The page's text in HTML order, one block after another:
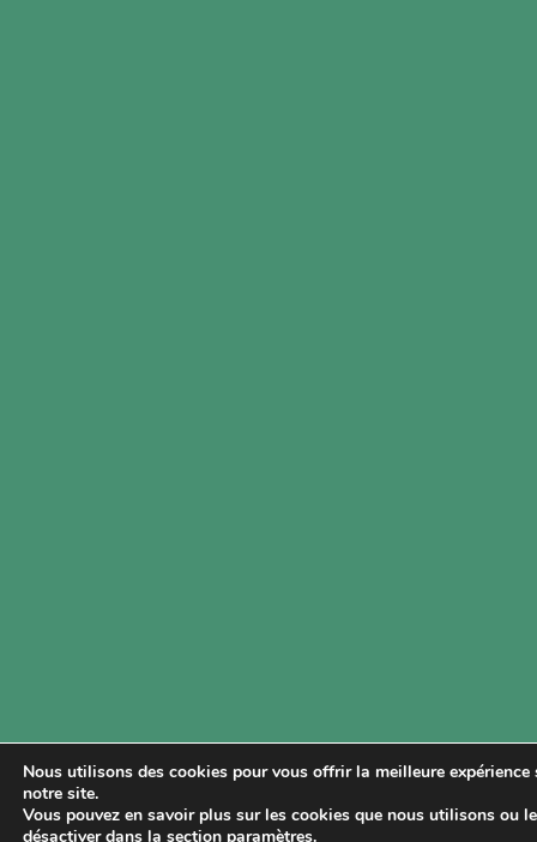
Nous utilisons des cookies pour vous offrir la meilleure expérience
notre site.
Vous pouvez en savoir plus sur les cookies que nous utilisons ou
désactiver dans la section paramètres.